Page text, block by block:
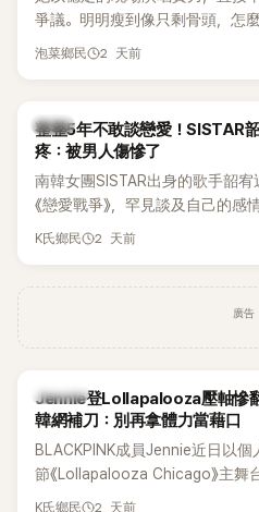
爭議。明明瘦到像只剩骨頭，怎
和音量？
泡菜鄉民 2 天前
韓星
整整5年不敢談戀愛！SISTAR
疼：被男人傷慘了
南韓女團SISTAR出身的歌手韶
《戀愛戰爭》，罕見談及自己的
年沒有談戀愛，更首度透露空窗
K氏鄉民 2 天前
廣告
K-POP
Jennie登Lollapalooza壓軸慘翻
韓網補刀：別再拿體力當藉口
BLACKPINK成員Jennie近日以
節《Lollapalooza Chicago》主舞
節Headliner（壓軸主秀）的K-
K氏鄉民 2 天前